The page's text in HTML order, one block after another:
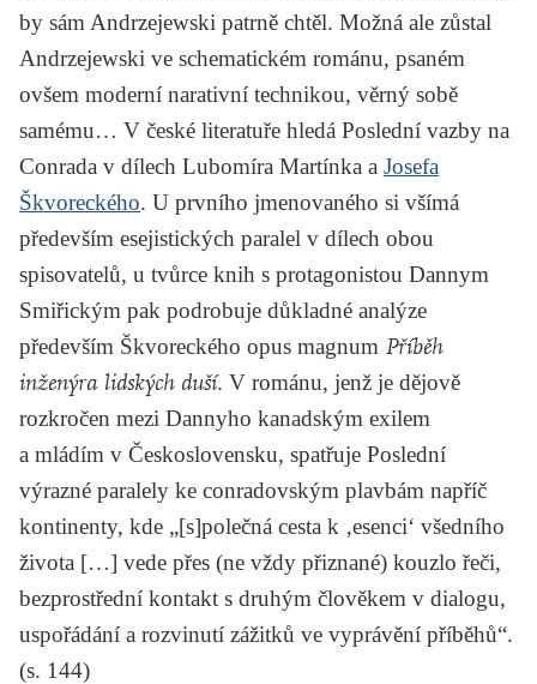
by sám Andrzejewski patrně chtěl. Možná ale zůstal
Andrzejewski ve schematickém románu, psaném
ovšem moderní narativní technikou, věrný sobě
samému… V české literatuře hledá Poslední vazby na
Conrada v dílech Lubomíra Martínka a Josefa
Škvoreckého. U prvního jmenovaného si všímá
především esejistických paralel v dílech obou
spisovatelů, u tvůrce knih s protagonistou Dannym
Smiřickým pak podrobuje důkladné analýze
především Škvoreckého opus magnum Příběh
inženýra lidských duší. V románu, jenž je dějově
rozkročen mezi Dannyho kanadským exilem
a mládím v Československu, spatřuje Poslední
výrazné paralely ke conradovským plavbám napříč
kontinenty, kde „[s]polečná cesta k ‚esenci‘ všedního
života […] vede přes (ne vždy přiznané) kouzlo řeči,
bezprostřední kontakt s druhým člověkem v dialogu,
uspořádání a rozvinutí zážitků ve vyprávění příběhů“.
(s. 144)